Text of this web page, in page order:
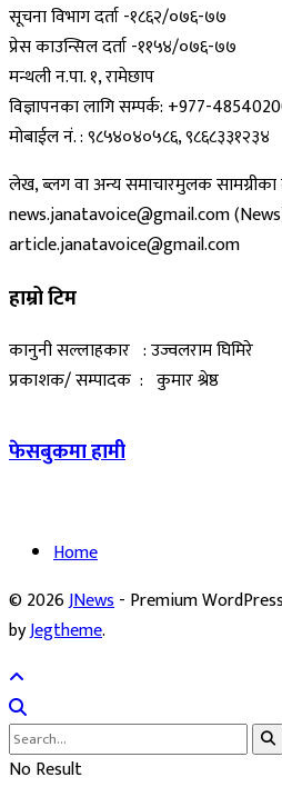
सूचना विभाग दर्ता -१८६२/०७६-७७
प्रेस काउन्सिल दर्ता -११५४/०७६-७७
मन्थली न.पा. १, रामेछाप
विज्ञापनका लागि सम्पर्क: +977-
मोबाईल नं. : ९८५४०४०५८६, ९८६८३३१२३४
लेख, ब्लग वा अन्य समाचारमुलक सामग्रीका
news.janatavoice@gmail.com
article.janatavoice@gmail.com
हाम्रो टिम
कानुनी सल्लाहकार : उज्वलराम घिमिरे
प्रकाशक/ सम्पादक : कुमार श्रेष्ठ
फेसबुकमा हामी
Home
© 2026JNews- Premium
byJegtheme.
No Result